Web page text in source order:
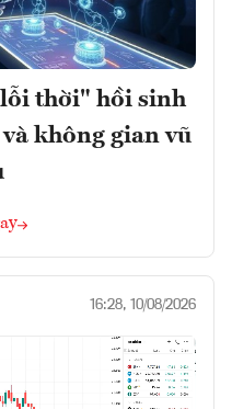
thời" hồi sinh
không gian vũ
16:28, 10/08/2026